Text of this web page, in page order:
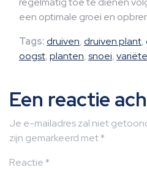
een optimale groei en
Tags:druiven,druiven plant,
oogst,planten,snoei,
Een reactie
Je e-mailadres zal niet
zijn gemarkeerd met*
Reactie*